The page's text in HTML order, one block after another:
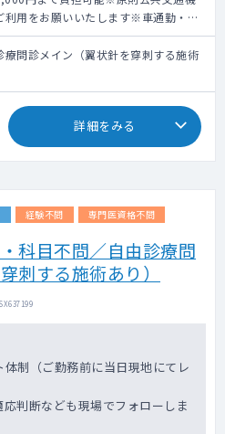
利用をお願いいたします※車通勤・タ
利用要相談
療問診メイン（翼状針を穿刺する施術
詳細をみる
経験不問 専門医資格不問
科目不問／自由診療問
刺する施術あり）
制（ご勤務前に当日現地にてレ
判断なども現場でフォローしま